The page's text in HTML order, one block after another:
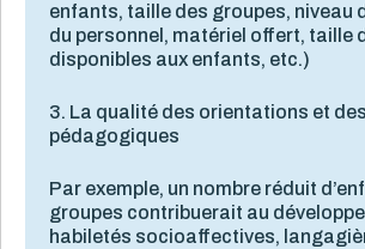
enfants, taille des groupes, niveau
du personnel, matériel offert, taille
disponibles aux enfants, etc.)
3. La qualité des orientations et
pédagogiques
Par exemple, un nombre réduit
groupes contribuerait au
habiletés socioaffectives,